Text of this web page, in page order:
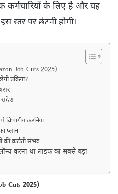
के लिए है और यह
स्तर पर छंटनी होगी।
Job Cuts 2025)
प्रक्रिया?
संदेश
विभागीय छंटनियां
प्लान
की कटौती संभव
करना था लाइफ का सबसे बड़ा
Cuts 2025)